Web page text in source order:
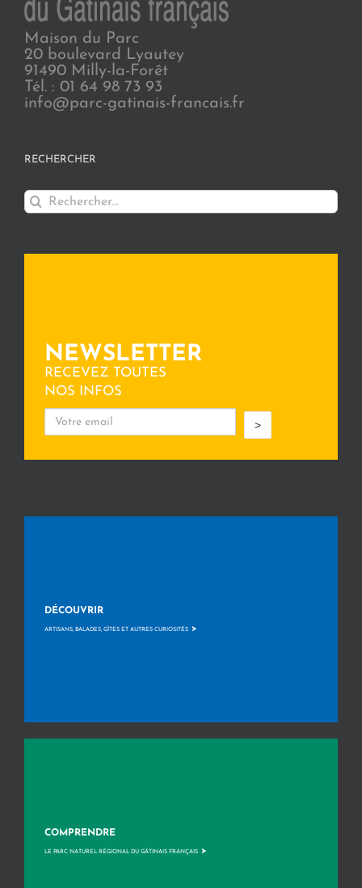
Maison du Parc
20 boulevard Lyautey
91490 Milly-la-Forêt
Tél. : 01 64 98 73 93
info@parc-gatinais-francais.fr
RECHERCHER
Rechercher:
NEWSLETTER
RECEVEZ TOUTES
NOS INFOS
>
DÉCOUVRIR
ARTISANS, BALADES, GÎTES ET AUTRES CURIOSITÉS >
COMPRENDRE
LE PARC NATUREL RÉGIONAL DU GÂTINAIS FRANÇAIS >